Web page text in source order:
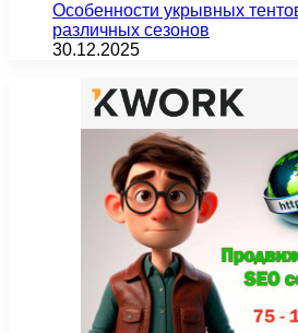
Особенности укрывных
различных сезонов
30.12.2025